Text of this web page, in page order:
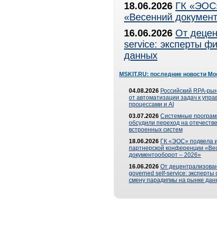
18.06.2026 ГК
«Весенний
16.06.2026 От
service: эксперты
данных
MSKIT.RU: последние новости
04.08.2026 Российский RPA-
от автоматизации задач к
процессами и AI
03.07.2026 Системные
обсудили переход на
встроенных систем
18.06.2026 ГК «ЭОС» подвела
партнерской конференции
документооборот – 2026»
16.06.2026 От
governed self-service: эксперты
смену парадигмы на рынке